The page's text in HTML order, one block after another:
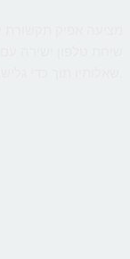
שיחת טלפון ישירה